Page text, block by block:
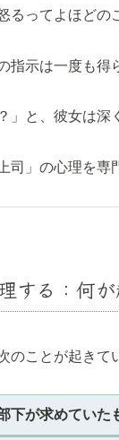
るってよほどの
示は一度も得
」と、彼女は深
司」の心理を専
する：何
のことが起きて
下が求めていた